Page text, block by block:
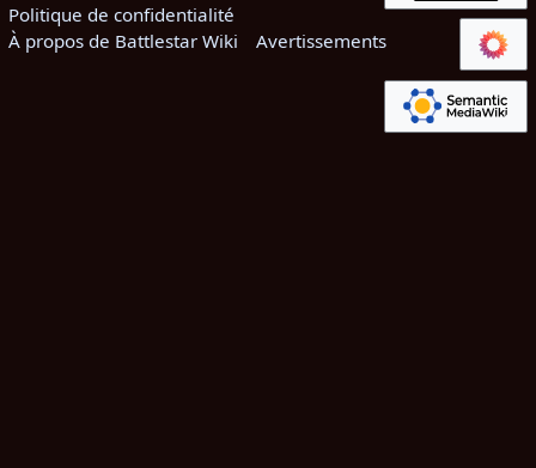
Politique de confidentialité
À propos de Battlestar Wiki
Avertissements